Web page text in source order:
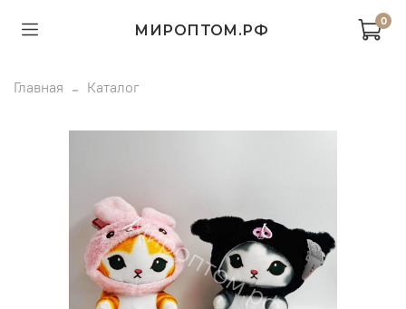
МИРОПТОМ.РФ
0
Главная Каталог